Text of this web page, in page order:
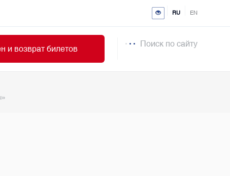
RU EN
и возврат билетов
Поиск по сайту